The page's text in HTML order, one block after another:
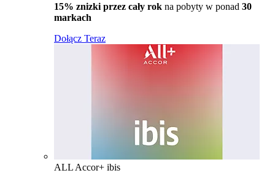
15% znizki przez cały rok na pobyty w ponad 30
markach
Dołącz Teraz
ALL Accor+ ibis